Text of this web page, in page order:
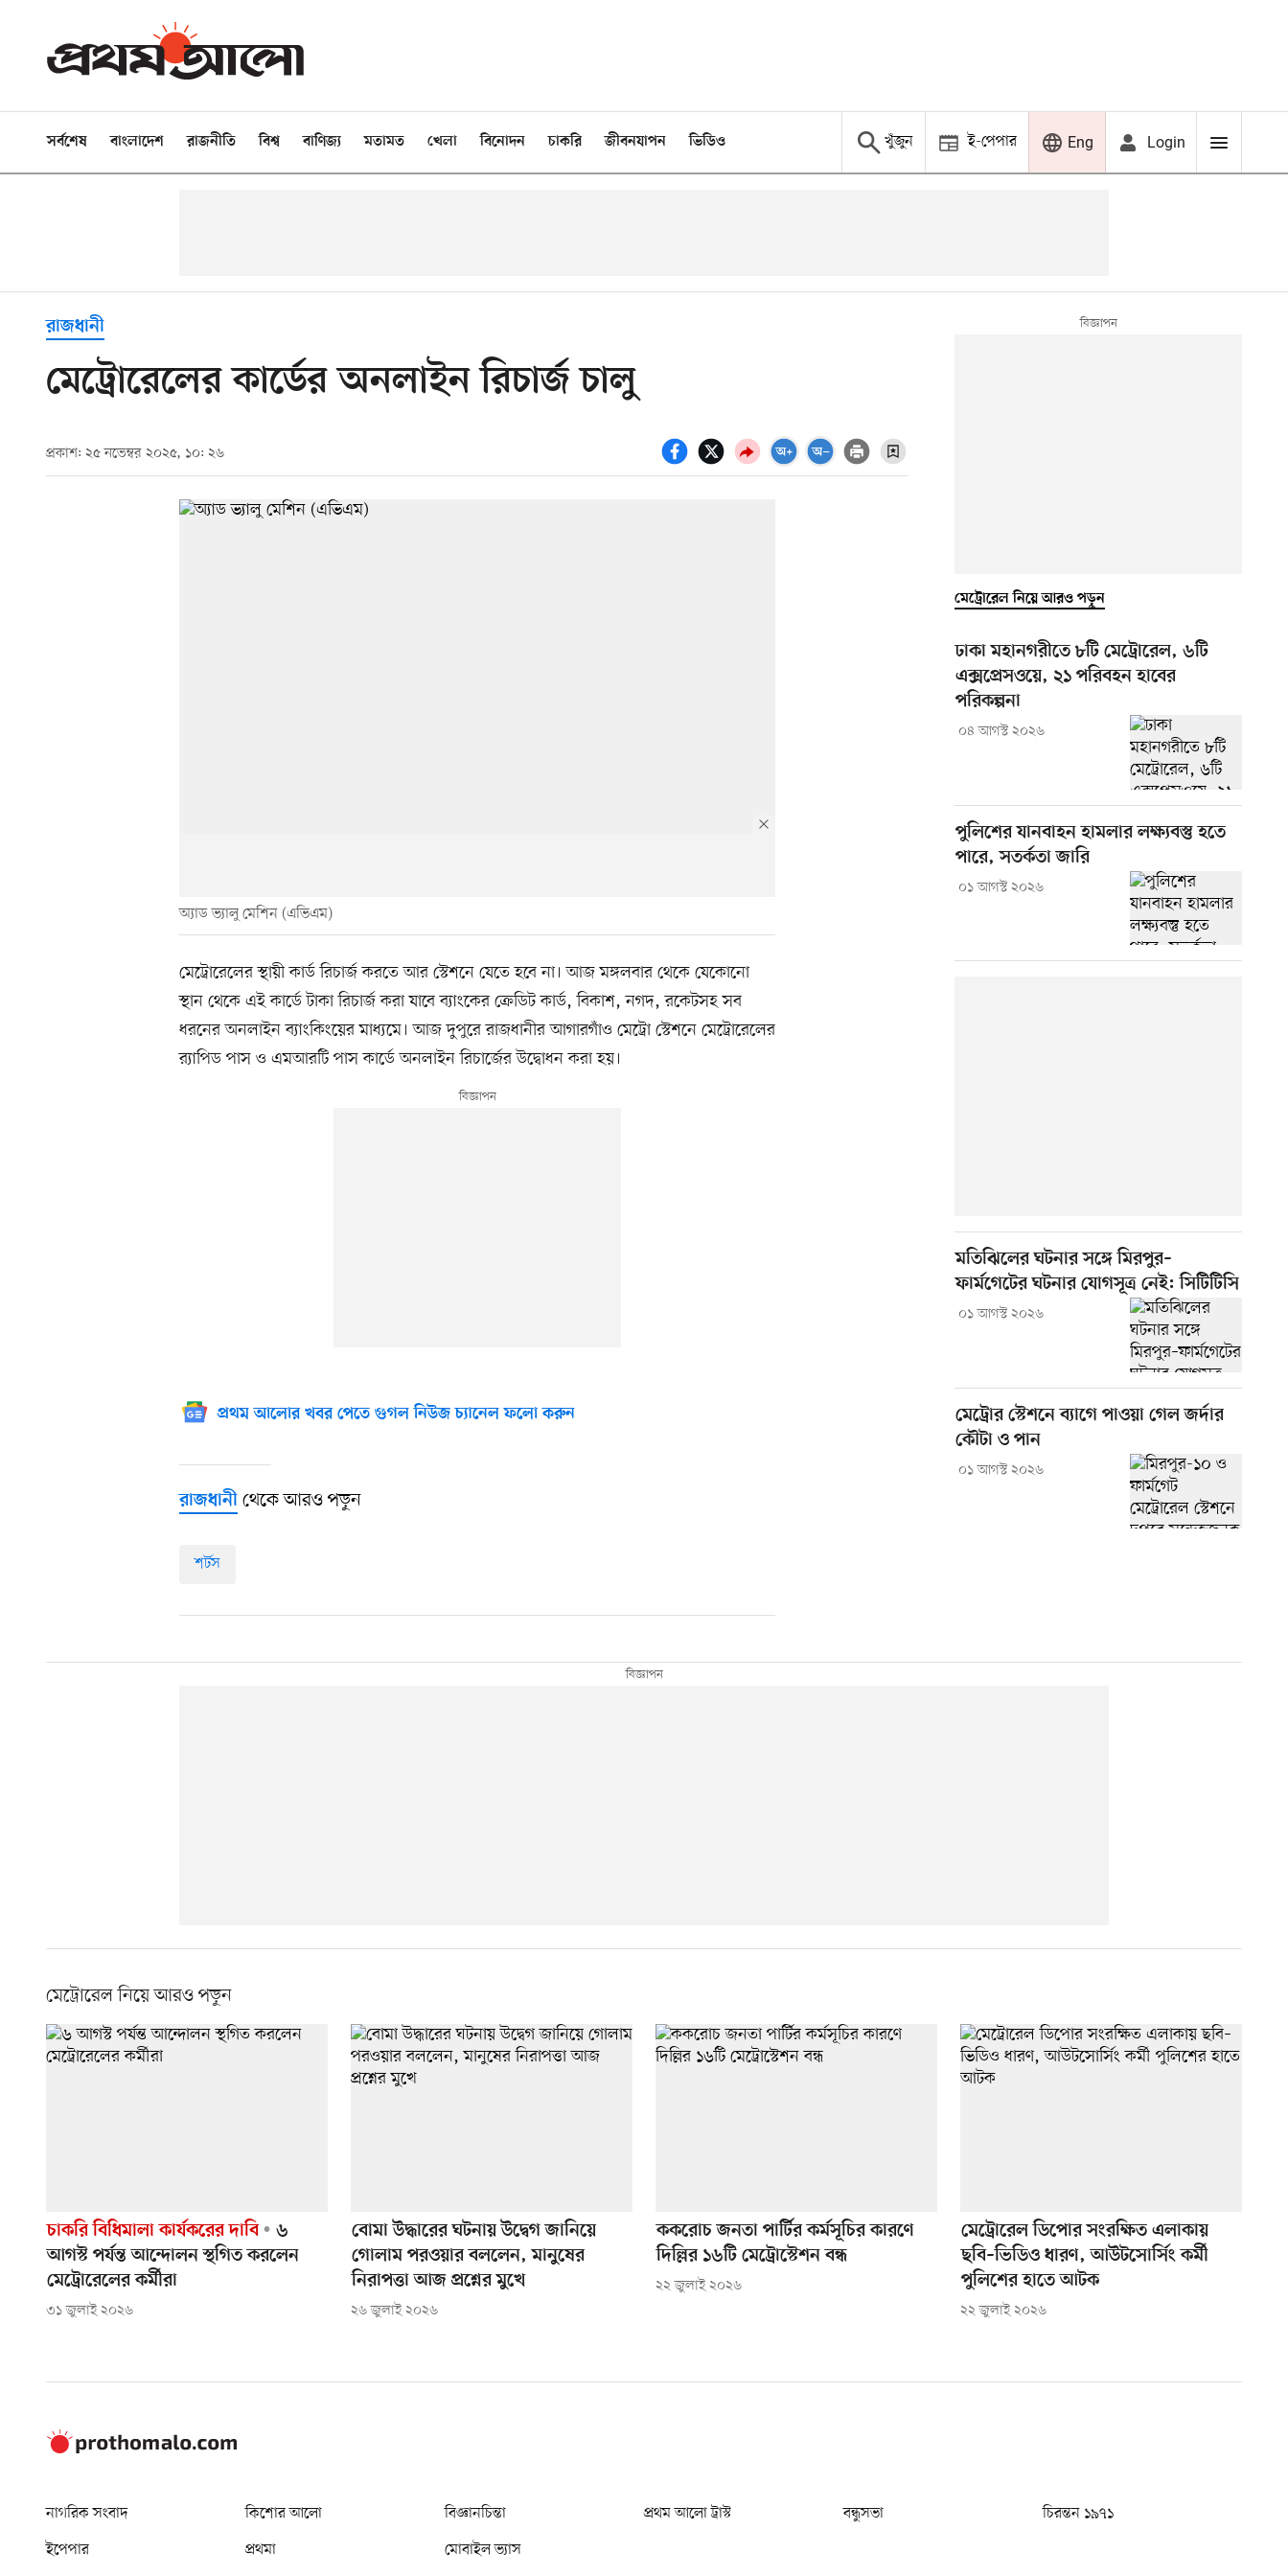
সর্বশেষ বাংলাদেশ রাজনীতি বিশ্ব বাণিজ্য মতামত খেলা বিনোদন চাকরি জীবনযাপন ভিডিও খুঁজুন ই-পেপার Eng Login
রাজধানী
মেট্রোরেলের কার্ডের অনলাইন রিচার্জ চালু
প্রকাশ: ২৫ নভেম্বর ২০২৫, ১০: ২৬
অ্যাড ভ্যালু মেশিন (এভিএম)
মেট্রোরেলের স্থায়ী কার্ড রিচার্জ করতে আর স্টেশনে যেতে হবে না। আজ মঙ্গলবার থেকে যেকোনো
স্থান থেকে এই কার্ডে টাকা রিচার্জ করা যাবে ব্যাংকের ক্রেডিট কার্ড, বিকাশ, নগদ, রকেটসহ সব
ধরনের অনলাইন ব্যাংকিংয়ের মাধ্যমে। আজ দুপুরে রাজধানীর আগারগাঁও মেট্রো স্টেশনে মেট্রোরেলের
র‍্যাপিড পাস ও এমআরটি পাস কার্ডে অনলাইন রিচার্জের উদ্বোধন করা হয়।
প্রথম আলোর খবর পেতে গুগল নিউজ চ্যানেল ফলো করুন
রাজধানী থেকে আরও পড়ুন
শর্টস
মেট্রোরেল নিয়ে আরও পড়ুন
ঢাকা মহানগরীতে ৮টি মেট্রোরেল, ৬টি
এক্সপ্রেসওয়ে, ২১ পরিবহন হাবের
পরিকল্পনা
০৪ আগস্ট ২০২৬
পুলিশের যানবাহন হামলার লক্ষ্যবস্তু হতে
পারে, সতর্কতা জারি
০১ আগস্ট ২০২৬
মতিঝিলের ঘটনার সঙ্গে মিরপুর–
ফার্মগেটের ঘটনার যোগসূত্র নেই: সিটিটিসি
০১ আগস্ট ২০২৬
মেট্রোর স্টেশনে ব্যাগে পাওয়া গেল জর্দার
কৌটা ও পান
০১ আগস্ট ২০২৬
মেট্রোরেল নিয়ে আরও পড়ুন
চাকরি বিধিমালা কার্যকরের দাবি
৬
আগস্ট পর্যন্ত আন্দোলন স্থগিত করলেন
মেট্রোরেলের কর্মীরা
৩১ জুলাই ২০২৬
বোমা উদ্ধারের ঘটনায় উদ্বেগ জানিয়ে
গোলাম পরওয়ার বললেন, মানুষের
নিরাপত্তা আজ প্রশ্নের মুখে
২৬ জুলাই ২০২৬
ককরোচ জনতা পার্টির কর্মসূচির কারণে
দিল্লির ১৬টি মেট্রোস্টেশন বন্ধ
২২ জুলাই ২০২৬
মেট্রোরেল ডিপোর সংরক্ষিত এলাকায়
ছবি–ভিডিও ধারণ, আউটসোর্সিং কর্মী
পুলিশের হাতে আটক
২২ জুলাই ২০২৬
নাগরিক সংবাদ কিশোর আলো বিজ্ঞানচিন্তা প্রথম আলো ট্রাস্ট বন্ধুসভা
চিরন্তন ১৯৭১
ইপেপার
প্রথমা মোবাইল ভ্যাস